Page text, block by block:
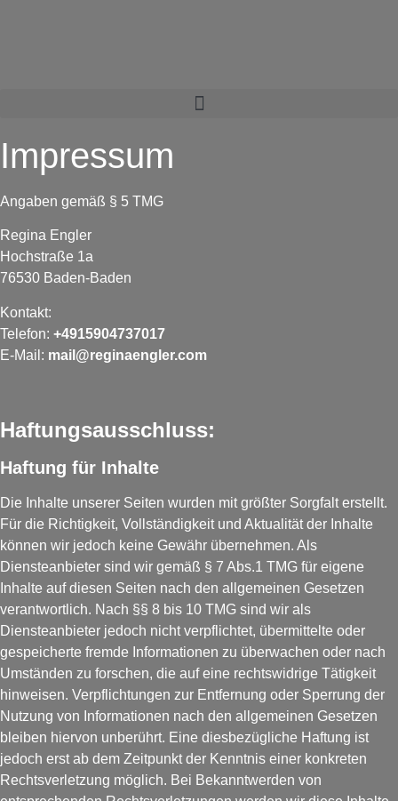
Impressum
Angaben gemäß § 5 TMG
Regina Engler
Hochstraße 1a
76530 Baden-Baden
Kontakt:
Telefon: +4915904737017
E-Mail: mail@reginaengler.com
Haftungsausschluss:
Haftung für Inhalte
Die Inhalte unserer Seiten wurden mit größter Sorgfalt erstellt.
Für die Richtigkeit, Vollständigkeit und Aktualität der Inhalte
können wir jedoch keine Gewähr übernehmen. Als
Diensteanbieter sind wir gemäß § 7 Abs.1 TMG für eigene
Inhalte auf diesen Seiten nach den allgemeinen Gesetzen
verantwortlich. Nach §§ 8 bis 10 TMG sind wir als
Diensteanbieter jedoch nicht verpflichtet, übermittelte oder
gespeicherte fremde Informationen zu überwachen oder nach
Umständen zu forschen, die auf eine rechtswidrige Tätigkeit
hinweisen. Verpflichtungen zur Entfernung oder Sperrung der
Nutzung von Informationen nach den allgemeinen Gesetzen
bleiben hiervon unberührt. Eine diesbezügliche Haftung ist
jedoch erst ab dem Zeitpunkt der Kenntnis einer konkreten
Rechtsverletzung möglich. Bei Bekanntwerden von